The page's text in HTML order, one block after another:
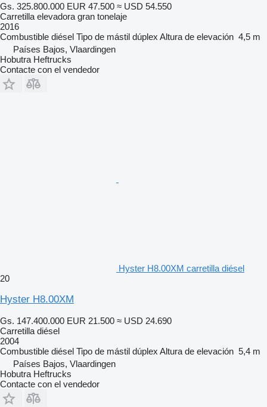
Gs. 325.800.000 EUR 47.500 ≈ USD 54.550
Carretilla elevadora gran tonelaje
2016
Combustible diésel Tipo de mástil dúplex Altura de elevación 4,5 m
Países Bajos, Vlaardingen
Hobutra Heftrucks
Contacte con el vendedor
Hyster H8.00XM carretilla diésel
20
Hyster H8.00XM
Gs. 147.400.000 EUR 21.500 ≈ USD 24.690
Carretilla diésel
2004
Combustible diésel Tipo de mástil dúplex Altura de elevación 5,4 m
Países Bajos, Vlaardingen
Hobutra Heftrucks
Contacte con el vendedor